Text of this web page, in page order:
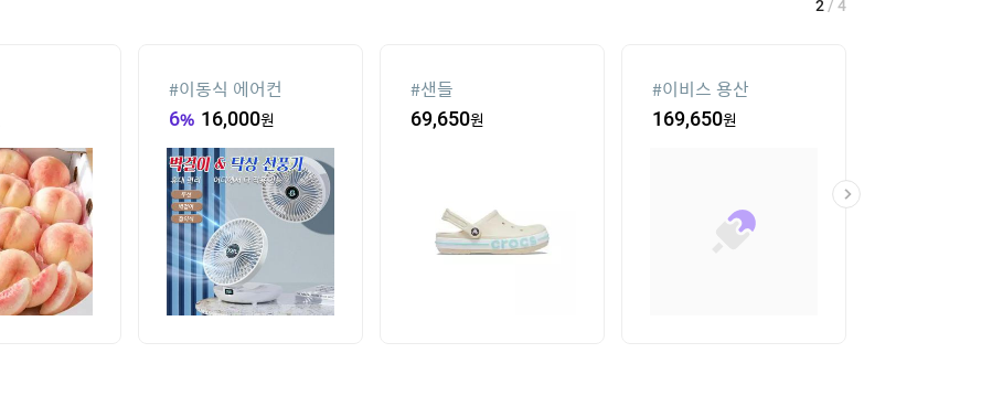
#이동식 에어컨
6% 16,000원
#샌들
69,650원
#이비스 용산
169,650원
2 / 4